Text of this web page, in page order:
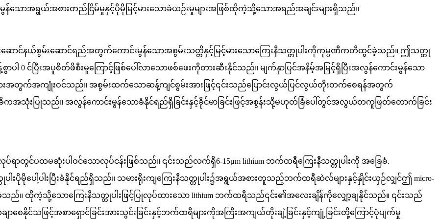
ာင်းမွန်သောအရွယ်အစားတည်ငြိမ်မှုနှင့်ပိုမိုမြင့်မားသောခဲယဉ်းမှုများအဖြစ်ထိုကဲ့သို့သောအရည်အချင်းများရှိသည်။
မ်းဆောင်နယ်စွမ်းဆောင်ရည်အတွက်ကောင်းမွန်သောအစွမ်းသတ္တိနှင့်မြင့်မားသောကြေးနီသတ္တုပါးကိုကုမ္ပဏီကတီထွင်ခဲ့သည်။ ဤသတ္တု
ပါ 0 င်ပြီးအပူစိတ်ဖိစီးမှုကြောင့်ဖြစ်ပေါ်လာသောဖစ်ဖေးကိုတားဆီးနိုင်သည်။ မျက်နှာပြင်အနိမ့်အမြင့်ရှိပြီးအလွန်ကောင်းမွန်သော
များအတွက်အကျုံးဝင်သည်။ အစွမ်းထက်သောဆန့်ကျင်စွမ်းအားဖြင့်၎င်းသည်ပြောင်းလွယ်ပြင်လွယ်တိုးတက်စေရန်အတွက်
အဓိကအသုံးပြုသည်။ အလွန်ကောင်းမွန်သောခံနိုင်ရည်ရှိခြင်းနှင့်ခိုင်မာခြင်းဖြင့်အစွန်းသို့မဟုတ်ခြံပေါ်တွင်အလွယ်တကူဖြတ်တောက်ခြင်း
ထုတ်လုပ်ရာတွင်ပထမဆုံးပါဝင်သောလုပ်ငန်းဖြစ်သည်။ ၎င်းသည်လက်ရှိ6-15μm lithium ဘက်ထရီကြေးနီသတ္တုပါးကို အခြေခံ.
ပေါ့ပါးပြီးခံနိုင်ရည်ရှိသည်။ သမားရိုးကျကြေးနီသတ္တုပါး၌အရွယ်အစားတူသည့်ဘက်ထရီဆဲလ်များနှင့်နှိုင်းယှဉ်လျှင်ဤ micro-
သည်။ ထိုကဲ့သို့သောကြေးနီသတ္တုပါးဖြင့်ပြုလုပ်ထားသော lithium ဘက်ထရီသည်၎င်း၏အလေးချိန်ကိုလျှော့ချနိုင်သည်။ ၎င်းသည်
ာစေနိုင်သဖြင့်အစာရှောင်ခြင်းအားသွင်းခြင်းနှင့်ဘက်ထရီများကိုအကြီးအကျယ်တိုးချဲ့ခြင်းနှင့်ကျုံ့ခြင်းတို့ကြောင့်ပုံပျက်မှု